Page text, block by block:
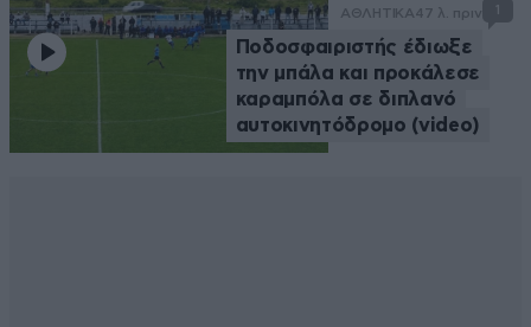
ΑΘΛΗΤΙΚΑ47 λ. πριν 1
Ποδοσφαιριστής έδιωξε
την μπάλα και προκάλεσε
καραμπόλα σε διπλανό
αυτοκινητόδρομο (video)